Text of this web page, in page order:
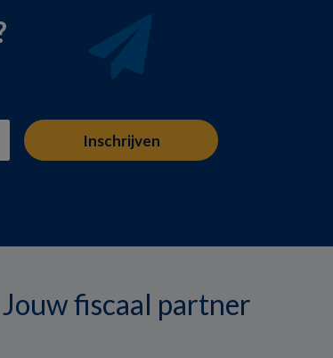
Jouw fiscaal partner